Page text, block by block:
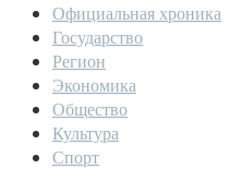
Официальная хроника
Государство
Регион
Экономика
Общество
Культура
Спорт